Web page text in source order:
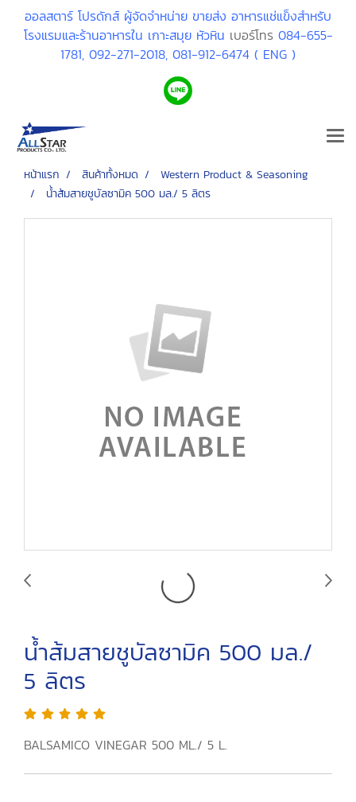
ออลสตาร์ โปรดักส์ ผู้จัดจำหน่าย ขายส่ง อาหารแช่แข็งสำหรับ
โรงแรมและร้านอาหารใน เกาะสมุย หัวหิน เบอร์โทร 084-655-
1781, 092-271-2018, 081-912-6474 ( ENG )
หน้าแรก สินค้าทั้งหมด
Western Product & Seasoning
น้ำส้มสายชูบัลซามิค 500 มล./ 5 ลิตร
น้ำส้มสายชูบัลซามิค 500 มล./
5 ลิตร
BALSAMICO VINEGAR 500 ML./ 5 L.